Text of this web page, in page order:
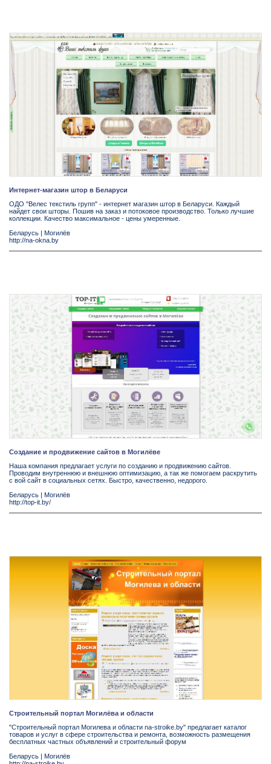
Интернет-магазин штор в Беларуси
ОДО "Велес текстиль групп" - интернет магазин штор в Беларуси. Каждый
найдет свои шторы. Пошив на заказ и потоковое производство. Только лучшие
коллекции. Качество максимальное - цены умеренные.
Беларусь
Могилёв
http://na-okna.by
Создание и продвижение сайтов в Могилёве
Наша компания предлагает услуги по созданию и продвижению сайтов.
Проводим внутреннюю и внешнюю оптимизацию, а так же помогаем раскрутить
с вой сайт в социальных сетях. Быстро, качественно, недорого.
Беларусь | Могилёв
http://top-it.by/
Строительный портал Могилёва и области
"Строительный портал Могилева и области na-stroike.by" предлагает каталог
товаров и услуг в сфере строительства и ремонта, возможность размещения
бесплатных частных объявлений и строительный форум
Беларусь | Могилёв